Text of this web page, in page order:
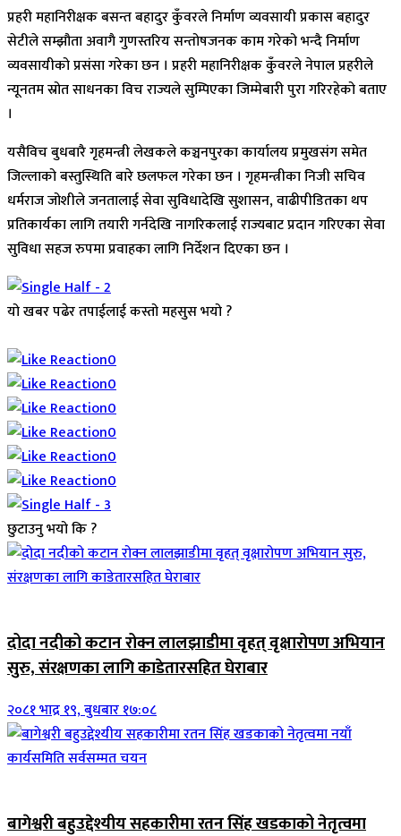
प्रहरी महानिरीक्षक बसन्त बहादुर कुँवरले निर्माण व्यवसायी प्रकास बहादुर
सेटीले सम्झौता अवागै गुणस्तरिय सन्तोषजनक काम गरेको भन्दै निर्माण
व्यवसायीको प्रसंसा गरेका छन । प्रहरी महानिरीक्षक कुँवरले नेपाल प्रहरीले
न्यूनतम स्रोत साधनका विच राज्यले सुम्पिएका जिम्मेबारी पुरा गरिरहेको बताए
।
यसैविच बुधबारै गृहमन्त्री लेखकले कञ्चनपुरका कार्यालय प्रमुखसंग समेत
जिल्लाको बस्तुस्थिति बारे छलफल गरेका छन । गृहमन्त्रीका निजी सचिव
धर्मराज जोशीले जनतालाई सेवा सुविधादेखि सुशासन, वाढीपीडितका थप
प्रतिकार्यका लागि तयारी गर्नदेखि नागरिकलाई राज्यबाट प्रदान गरिएका सेवा
सुविधा सहज रुपमा प्रवाहका लागि निर्देशन दिएका छन ।
यो खबर पढेर तपाईलाई कस्तो महसुस भयो ?
0
0
0
0
0
0
छुटाउनु भयो कि ?
दोदा नदीको कटान रोक्न लालझाडीमा वृहत् वृक्षारोपण अभियान
सुरु, संरक्षणका लागि काडेतारसहित घेराबार
२०८१ भाद्र १९, बुधबार १७:०८
बागेश्वरी बहुउद्देश्यीय सहकारीमा रतन सिंह खडकाको नेतृत्वमा